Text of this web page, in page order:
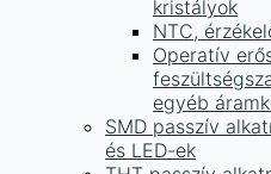
kristályok
NTC,
Operatív
egyéb
SMD passzív
és LED-ek